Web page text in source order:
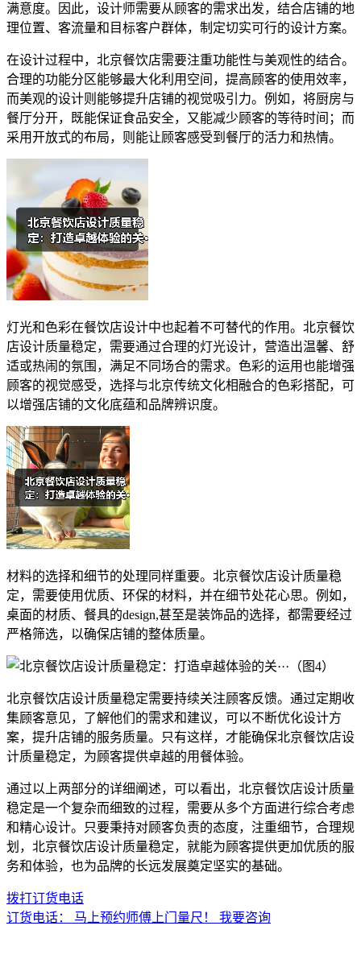
满意度。因此，设计师需要从顾客的需求出发，结合店铺的地
理位置、客流量和目标客户群体，制定切实可行的设计方案。
在设计过程中，北京餐饮店需要注重功能性与美观性的结合。
合理的功能分区能够最大化利用空间，提高顾客的使用效率，
而美观的设计则能够提升店铺的视觉吸引力。例如，将厨房与
餐厅分开，既能保证食品安全，又能减少顾客的等待时间；而
采用开放式的布局，则能让顾客感受到餐厅的活力和热情。
灯光和色彩在餐饮店设计中也起着不可替代的作用。北京餐饮
店设计质量稳定，需要通过合理的灯光设计，营造出温馨、舒
适或热闹的氛围，满足不同场合的需求。色彩的运用也能增强
顾客的视觉感受，选择与北京传统文化相融合的色彩搭配，可
以增强店铺的文化底蕴和品牌辨识度。
材料的选择和细节的处理同样重要。北京餐饮店设计质量稳
定，需要使用优质、环保的材料，并在细节处花心思。例如，
桌面的材质、餐具的design,甚至是装饰品的选择，都需要经过
严格筛选，以确保店铺的整体质量。
北京餐饮店设计质量稳定需要持续关注顾客反馈。通过定期收
集顾客意见，了解他们的需求和建议，可以不断优化设计方
案，提升店铺的服务质量。只有这样，才能确保北京餐饮店设
计质量稳定，为顾客提供卓越的用餐体验。
通过以上两部分的详细阐述，可以看出，北京餐饮店设计质量
稳定是一个复杂而细致的过程，需要从多个方面进行综合考虑
和精心设计。只要秉持对顾客负责的态度，注重细节，合理规
划，北京餐饮店设计质量稳定，就能为顾客提供更加优质的服
务和体验，也为品牌的长远发展奠定坚实的基础。
拨打订货电话
订货电话：
马上预约师傅上门量尺！ 我要咨询